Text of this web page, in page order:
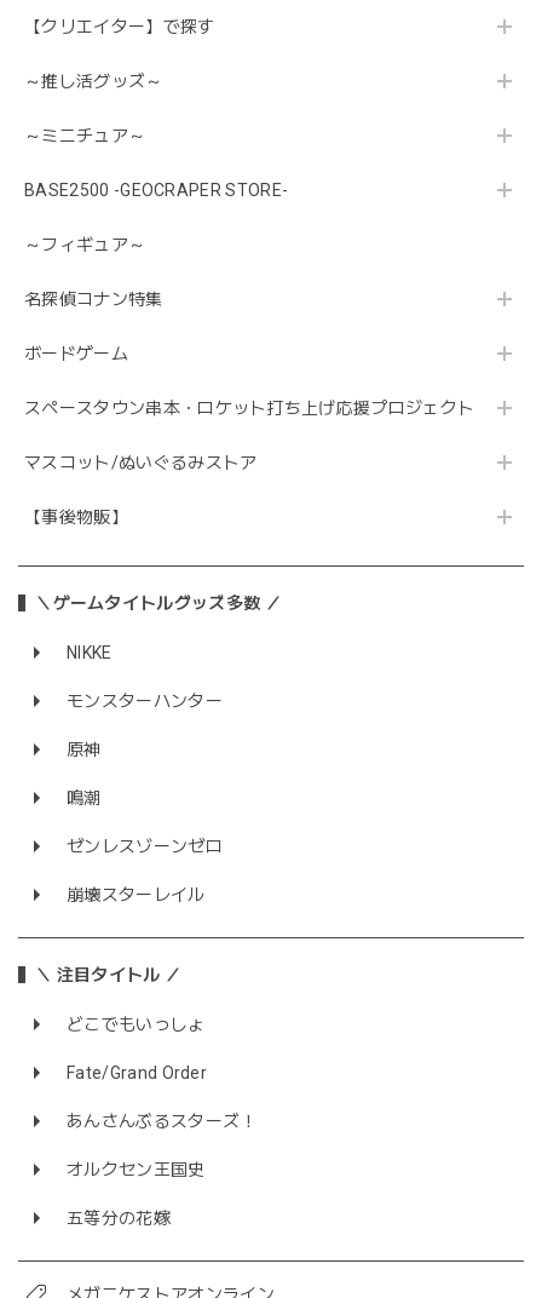
【クリエイター】で探す
～推し活グッズ～
～ミニチュア～
BASE2500 -GEOCRAPER STORE-
～フィギュア～
名探偵コナン特集
ボードゲーム
スペースタウン串本・ロケット打ち上げ応援プロジェクト
マスコット/ぬいぐるみストア
【事後物販】
＼ゲームタイトルグッズ多数 ／
NIKKE
モンスターハンター
原神
鳴潮
ゼンレスゾーンゼロ
崩壊スターレイル
＼ 注目タイトル ／
どこでもいっしょ
Fate/Grand Order
あんさんぶるスターズ！
オルクセン王国史
五等分の花嫁